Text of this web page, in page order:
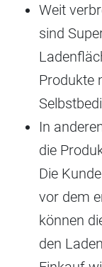
Weit
sind
Produkte
In
die
Die
vor dem
können
den